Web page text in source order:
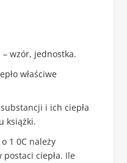
– wzór, jednostka.
właściwe
i ich ciepła
książki.
1 0C należy
postaci ciepła. Ile